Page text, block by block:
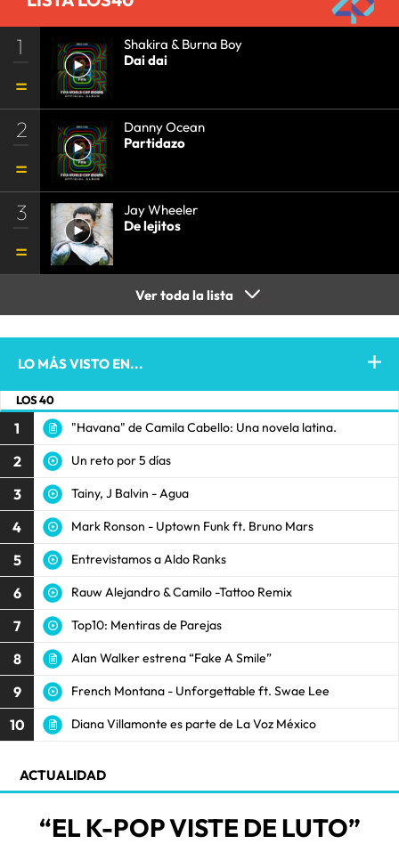
1
Shakira & Burna Boy
Dai dai
2
Danny Ocean
Partidazo
3
Jay Wheeler
De lejitos
Ver toda la lista
LO MÁS VISTO EN...
LOS 40
1 "Havana" de Camila Cabello: Una novela latina.
2 Un reto por 5 días
3 Tainy, J Balvin - Agua
4 Mark Ronson - Uptown Funk ft. Bruno Mars
5 Entrevistamos a Aldo Ranks
6 Rauw Alejandro & Camilo -Tattoo Remix
7 Top10: Mentiras de Parejas
8 Alan Walker estrena “Fake A Smile”
9 French Montana - Unforgettable ft. Swae Lee
10 Diana Villamonte es parte de La Voz México
ACTUALIDAD
“EL K-POP VISTE DE LUTO”